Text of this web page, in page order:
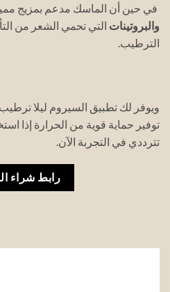
في حين أن الماسك مدعم بمزيج
والبروتينات التي تحمي الشعر من
الترطيب.
ويوفر لك تطبيق السيروم ليلا
توفير حماية قوية من الحرارة إذا
تترددي في التجربة الآن.
رابط شراء